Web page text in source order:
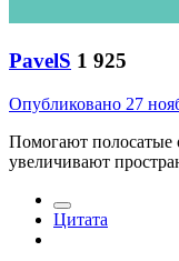
PavelS 1 925
Опубликовано 27
Помогают полосатые
увеличивают
Цитата